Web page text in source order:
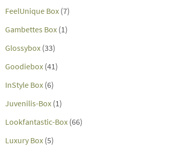
FeelUnique Box (7)
Gambettes Box (1)
Glossybox (33)
Goodiebox (41)
InStyle Box (6)
Juvenilis-Box (1)
Lookfantastic-Box (66)
Luxury Box (5)